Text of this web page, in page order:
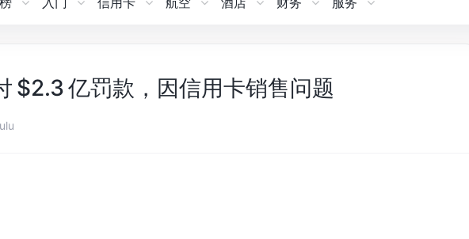
$2.3 亿罚款，因信用卡销售问题